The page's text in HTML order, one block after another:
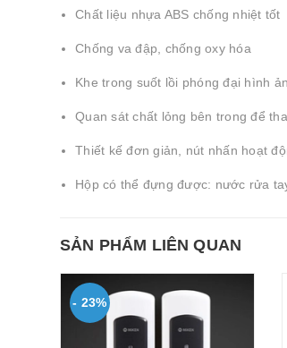
Chất liệu nhựa ABS chống nhiệt tốt
Chống va đập, chống oxy hóa
Khe trong suốt lồi phóng đại hình
Quan sát chất lỏng bên trong để
Thiết kế đơn giản, nút nhấn hoạt
Hộp có thể đựng được: nước rửa
SẢN PHẨM LIÊN QUAN
- 23%